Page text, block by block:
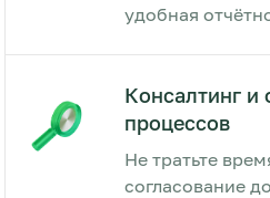
удобная
Консалтинг и
процессов
Не тратьте
согласование